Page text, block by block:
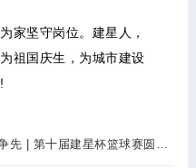
坚守岗位。建星人，
祖国庆生，为城市建设
| 第十届建星杯篮球赛圆满落幕